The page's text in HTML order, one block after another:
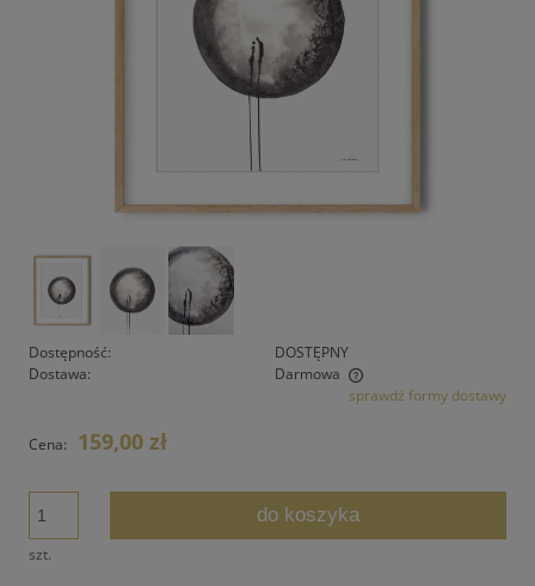
Dostępność:
DOSTĘPNY
Dostawa:
Darmowa
Cena nie zawiera ewentualnych kosztów płatnościsprawdź formy dostawy
Cena: 159,00 zł
szt.
do koszyka